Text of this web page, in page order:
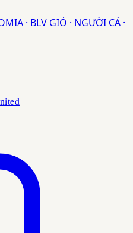
· BLV GIÓ · NGƯỜI CÁ ·